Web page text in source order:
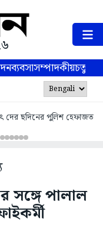
ব্যবসাসম্পাদকীয়
দের ছদিনের পুলিশ হেফাজত
সঙ্গে পালাল